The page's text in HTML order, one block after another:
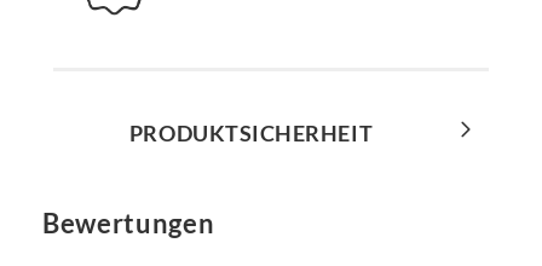
PRODUKTSICHERHEIT
Bewertungen